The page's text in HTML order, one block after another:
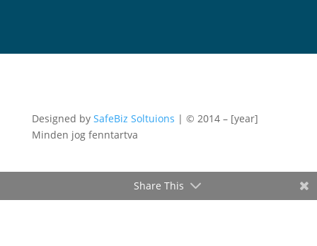
Designed by SafeBiz Soltuions | © 2014 – [year]
Minden jog fenntartva
Share This